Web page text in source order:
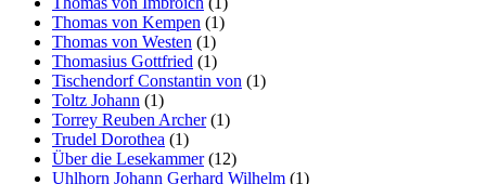
Thomas von Kempen (1)
Thomas von Westen (1)
Thomasius Gottfried (1)
Tischendorf Constantin von (1)
Toltz Johann (1)
Torrey Reuben Archer(1)
Trudel Dorothea (1)
Über die Lesekammer(12)
Uhlhorn Johann Gerhard Wilhelm (1)